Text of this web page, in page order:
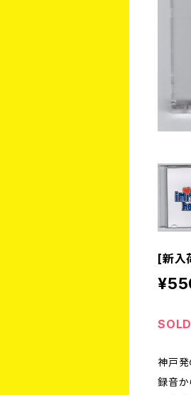
[新
神戸
録音か